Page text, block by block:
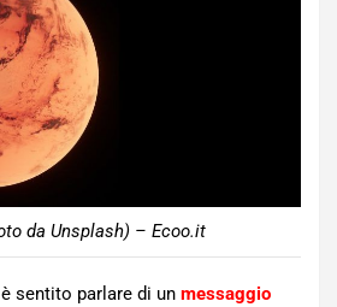
da Unsplash) – Ecoo.it
sentito parlare di un messaggio